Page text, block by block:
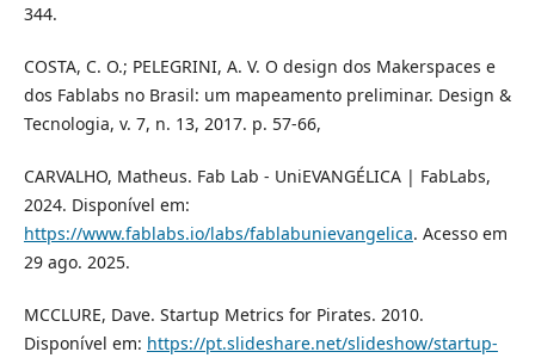
344.
COSTA, C. O.; PELEGRINI, A. V. O design dos Makerspaces e
dos Fablabs no Brasil: um mapeamento preliminar. Design &
Tecnologia, v. 7, n. 13, 2017. p. 57-66,
CARVALHO, Matheus. Fab Lab - UniEVANGÉLICA | FabLabs,
2024. Disponível em:
https://www.fablabs.io/labs/fablabunievangelica. Acesso em
29 ago. 2025.
MCCLURE, Dave. Startup Metrics for Pirates. 2010.
Disponível em: https://pt.slideshare.net/slideshow/startup-